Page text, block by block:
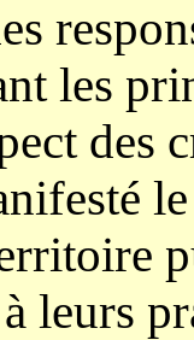
les
des
leurs